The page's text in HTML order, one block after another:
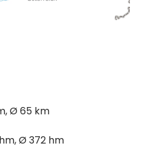
Ø 65 km
Ø 372 hm